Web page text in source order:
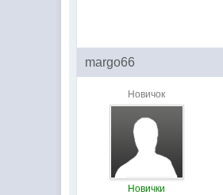
margo66
Новичок
Новички